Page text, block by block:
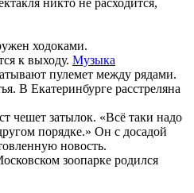
ходоками.
к выходу. Музыка
пулемет между рядами.
В Екатеринбурге расстреляна
чешет затылок. «Всё таки надо
порядке.» Он с досадой
новость.
зоопарке родился